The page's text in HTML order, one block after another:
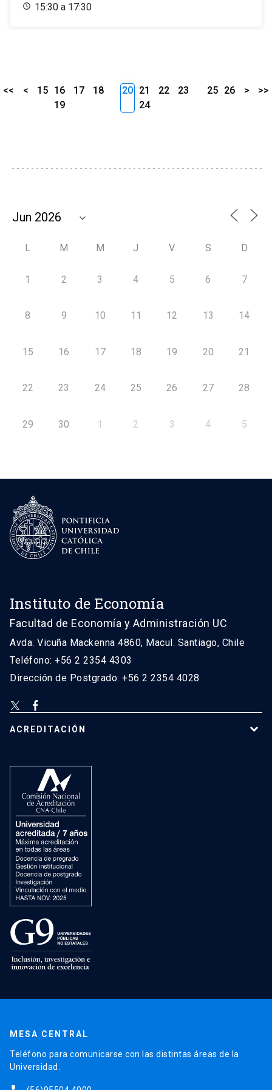
15:30 a 17:30
<< < 15 16 17
18
19
20 21 22
23
24
25 26 > >>
L M M J V S D
1 2 3 4 5 6 7
8 9 10 11 12 13 14
15 16 17 18 19 20 21
22 23 24 25 26 27 28
29 30 1 2 3 4 5
Instituto de Economía
Facultad de Economía y Administración UC
Avda. Vicuña Mackenna 4860, Macul. Santiago, Chile
Teléfono: +56 2 2354 4303
Dirección de Postgrado: +56 2 2354 4028
ACREDITACIÓN
MESA CENTRAL
Teléfono para comunicarse con las distintas áreas de la
Universidad.